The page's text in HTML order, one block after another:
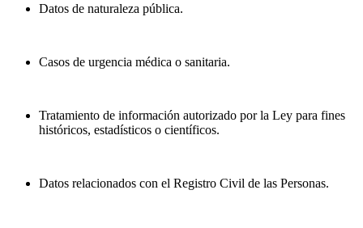
Datos de naturaleza pública.
Casos de urgencia médica o sanitaria.
Tratamiento de información autorizado por la Ley para fines
históricos, estadísticos o científicos.
Datos relacionados con el Registro Civil de las Personas.